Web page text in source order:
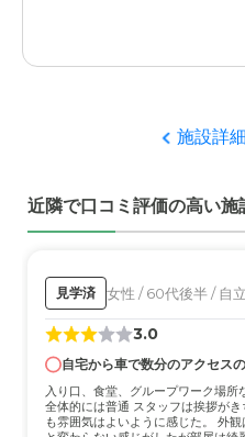
看護師は常駐ではないので
が、利用者に対するスタッ
近隣環境や交通アクセスに
周辺にはショッピングモー
であった。駅からも近いの
料金費用について
施設詳
近隣で口コミ評価の高い施
見学済 女性 / 60代後半 / 自
3.0
自宅から車で数分のアクセス
入り口、食堂、グループワーク場所
全体的には普通 スタッフは挨拶が
も雰囲気はよいように感じた。 外